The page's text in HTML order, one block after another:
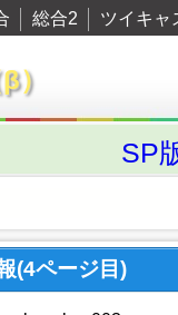
総合2 ツイキャ
）
SP
(4ページ目)